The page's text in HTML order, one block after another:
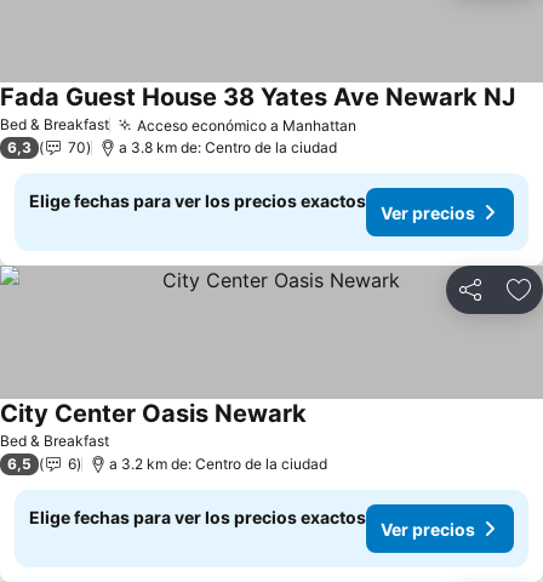
Bed & Breakfast Acceso económico a Manhattan
Fada Guest House 38 Yates Ave Newark NJ
6,3 70 a 3.8 km de: Centro de la ciudad
Elige fechas para ver los precios exactos
Ver precios
Compartir
Bed & Breakfast
City Center Oasis Newark
6,5 6 a 3.2 km de: Centro de la ciudad
Elige fechas para ver los precios exactos
Ver precios